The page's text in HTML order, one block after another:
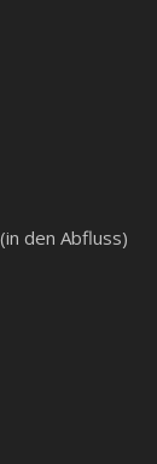
den Abfluss)